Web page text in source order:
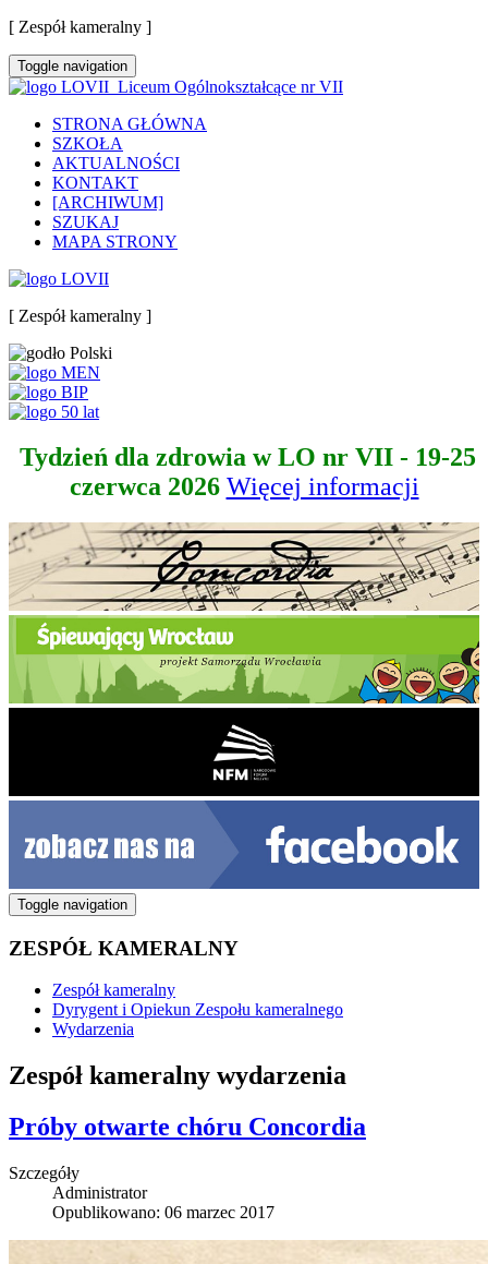
[ Zespół kameralny ]
Toggle navigation
Liceum Ogólnokształcące nr VII
STRONA GŁÓWNA
SZKOŁA
AKTUALNOŚCI
KONTAKT
[ARCHIWUM]
SZUKAJ
MAPA STRONY
[ Zespół kameralny ]
Tydzień dla zdrowia w LO nr VII - 19-25
czerwca 2026 Więcej informacji
Toggle navigation
ZESPÓŁ KAMERALNY
Zespół kameralny
Dyrygent i Opiekun Zespołu kameralnego
Wydarzenia
Zespół kameralny wydarzenia
Próby otwarte chóru Concordia
Szczegóły
Administrator
Opublikowano: 06 marzec 2017